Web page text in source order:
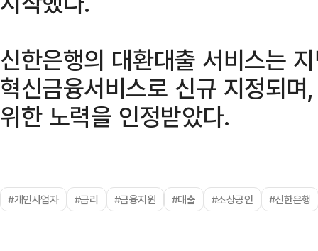
신한은행의 대환대출 서비스는
혁신금융서비스로 신규 지정되
위한 노력을 인정받았다.
#개인사업자 #금리 #금융지원 #대출 #소상공인 #신한은행